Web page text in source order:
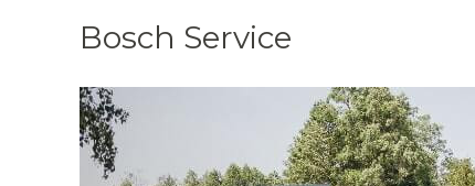
Bosch Service